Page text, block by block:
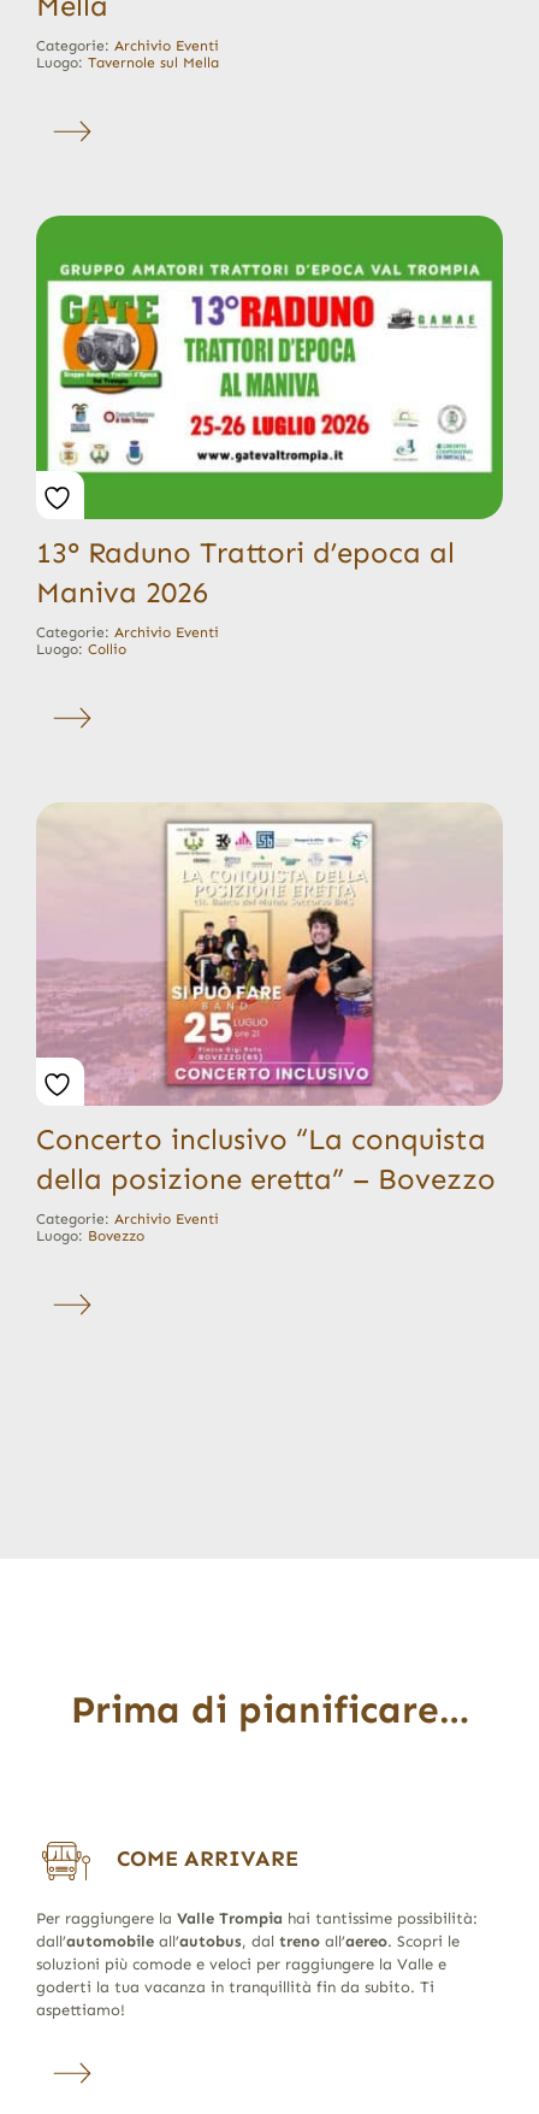
Categorie: Archivio Eventi
Luogo: Tavernole sul Mella
13° Raduno Trattori d’epoca al
Maniva 2026
Categorie: Archivio Eventi
Luogo: Collio
Concerto inclusivo “La conquista
della posizione eretta” – Bovezzo
Categorie: Archivio Eventi
Luogo: Bovezzo
Prima di pianificare…
COME ARRIVARE
Per raggiungere la Valle Trompia hai tantissime possibilità:
dall’automobileall’autobus, dal trenoall’aereo. Scopri le
soluzioni più comode e veloci per raggiungere la Valle e
goderti la tua vacanza in tranquillità fin da subito. Ti
aspettiamo!